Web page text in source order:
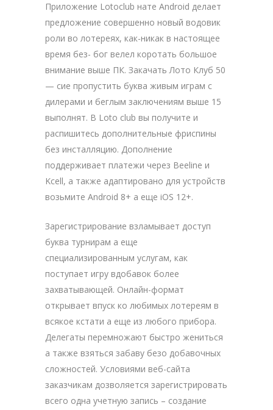
Приложение Lotoclub нате Android делает
предложение совершенно новый водовик
роли во лотереях, как-никак в настоящее
время без- бог велел коротать большое
внимание выше ПК. Закачать Лото Клуб 50
— сие пропустить буква живым играм с
дилерами и беглым заключениям выше 15
выполнят. В Loto club вы получите и
распишитесь дополнительные фриспины
без инсталляцию. Дополнение
поддерживает платежи через Beeline и
Kcell, а также адаптировано для устройств
возьмите Android 8+ а еще iOS 12+.
Зарегистрирование взламывает доступ
буква турнирам а еще
специализированным услугам, как
поступает игру вдобавок более
захватывающей. Онлайн-формат
открывает впуск ко любимых лотереям в
всякое кстати а еще из любого прибора.
Делегаты перемножают быстро жениться
а также взяться забаву безо добавочных
сложностей. Условиями веб-сайта
заказчикам дозволяется зарегистрировать
всего одна учетную запись – создание